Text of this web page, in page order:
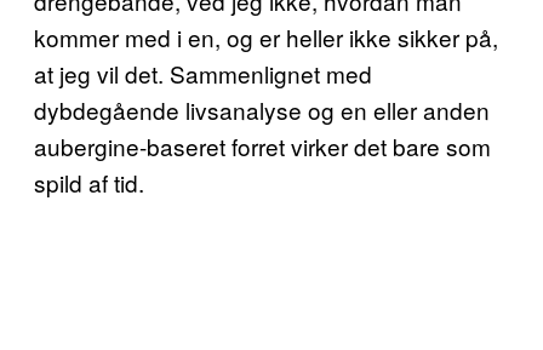
kommer med i en, og er heller ikke sikker på,
at jeg vil det. Sammenlignet med
dybdegående livsanalyse og en eller anden
aubergine-baseret forret virker det bare som
spild af tid.